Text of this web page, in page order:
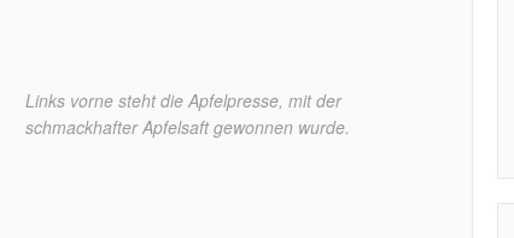
Links vorne steht die Apfelpresse, mit der
schmackhafter Apfelsaft gewonnen wurde.